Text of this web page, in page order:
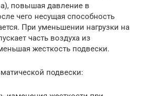
повышая давление в
чего несущая способность
При уменьшении нагрузки на
часть воздуха из
жесткость подвески.
подвески: